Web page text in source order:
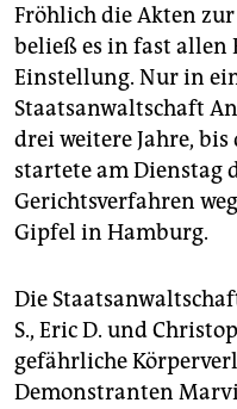
Fröhlich die Akten
beließ es in fast allen
Einstellung. Nur in
Staatsanwaltschaft
drei weitere Jahre, bis
startete am Dienstag
Gerichtsverfahren
Gipfel in Hamburg.
Die
S., Eric D. und
gefährliche
Demonstranten